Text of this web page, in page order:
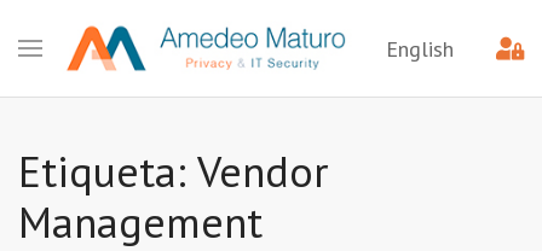
English
Etiqueta: Vendor
Management